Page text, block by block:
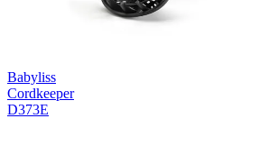
Babyliss
Cordkeeper
D373E